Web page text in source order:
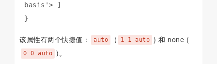
basis'> ]
}
该属性有两个快捷值： auto ( 1 1 auto ) 和 none (
0 0 auto )。